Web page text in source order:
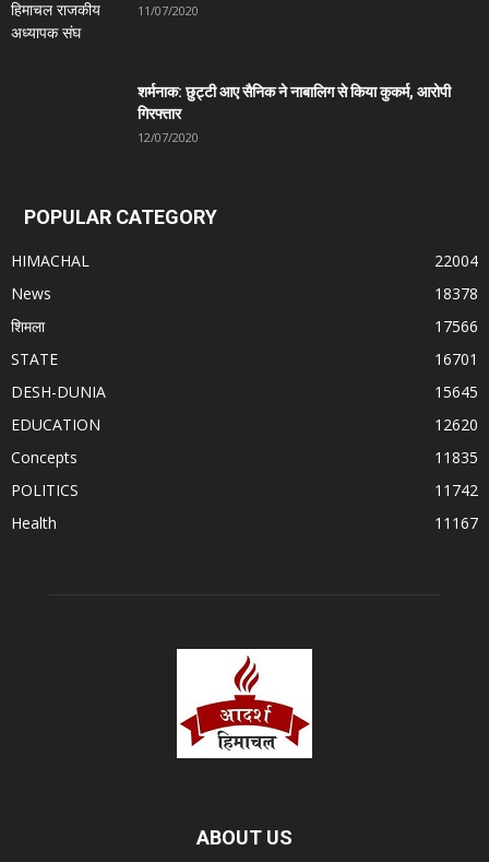
11/07/2020
शर्मनाक: छुट्टी आए सैनिक ने नाबालिग से किया कुकर्म, आरोपी
गिरफ्तार
12/07/2020
POPULAR CATEGORY
HIMACHAL
22004
News
18378
शिमला
17566
STATE
16701
DESH-DUNIA
15645
EDUCATION
12620
Concepts
11835
POLITICS
11742
Health
11167
ABOUT US